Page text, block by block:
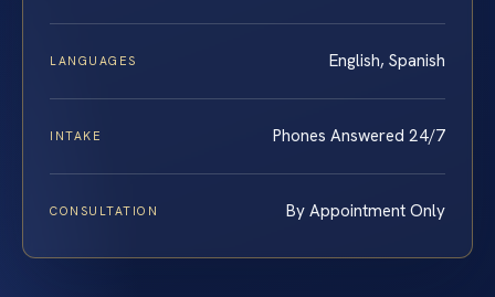
LANGUAGES English, Spanish
INTAKE Phones Answered 24/7
CONSULTATION By Appointment Only